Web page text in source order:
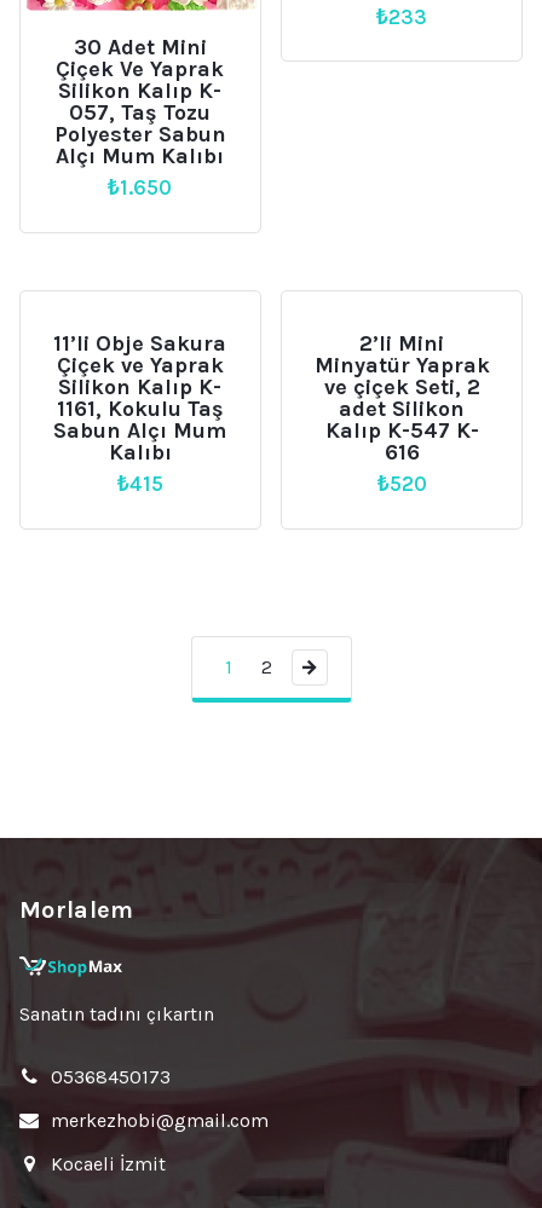
30 Adet Mini
Çiçek Ve Yaprak
Silikon Kalıp K-
057, Taş Tozu
Polyester Sabun
Alçı Mum Kalıbı
₺1.650
₺233
11’li Obje Sakura
Çiçek ve Yaprak
Silikon Kalıp K-
1161, Kokulu Taş
Sabun Alçı Mum
Kalıbı
₺415
2’li Mini
Minyatür Yaprak
ve çiçek Seti, 2
adet Silikon
Kalıp K-547 K-
616
₺520
1 2 →
Morlalem
Sanatın tadını çıkartın
05368450173
merkezhobi@gmail.com
Kocaeli İzmit